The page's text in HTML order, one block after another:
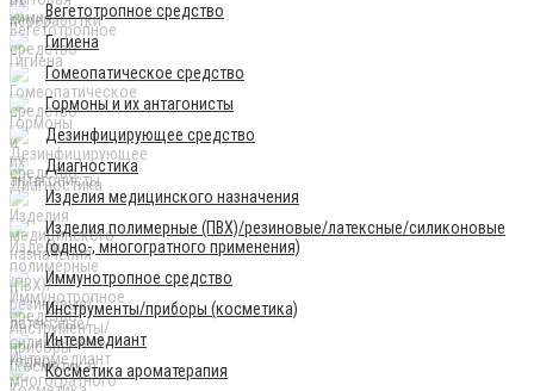
Вегетотропное средство
Гигиена
Гомеопатическое средство
Гормоны и их антагонисты
Дезинфицирующее средство
Диагностика
Изделия медицинского назначения
Изделия полимерные (ПВХ)/резиновые/латексные/силиконовые
(одно-, многогратного применения)
Иммунотропное средство
Инструменты/приборы (косметика)
Интермедиант
Косметика ароматерапия